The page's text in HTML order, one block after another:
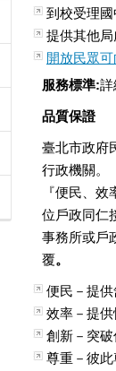
到校受理國
提供其他
開放民眾
服務標準:詳
品質保證
臺北市政府
行政機關。
『便民、
位戶政同仁
事務所或戶
覆。
便民－提
效率－提
創新－突
尊重－彼